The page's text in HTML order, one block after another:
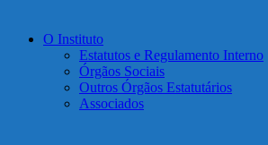
O Instituto
Estatutos e Regulamento Interno
Órgãos Sociais
Outros Órgãos Estatutários
Associados